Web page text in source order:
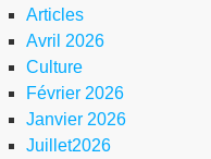
Articles
Avril 2026
Culture
Février 2026
Janvier 2026
Juillet2026